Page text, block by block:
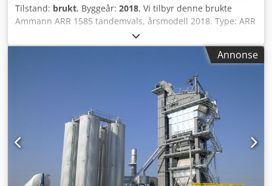
Tilstand: brukt, Byggeår: 2018, Vi tilbyr denne brukte
Ammann ARR 1585 tandemvals, årsmodell 2018. Type: ARR
1585 Serienummer: 558D063 Djdpfx Ajzddcpjkcjkr
Driftsvekt: 1 395 kg Maksimal vekt: 1 405 kg Nominell
effekt: 13,2 kW Årsmodell: 2018 Ta gjerne kontakt med oss
via melding eller telefon hvis du har spørsmål eller ønsker
Annonse